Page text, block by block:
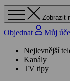
Zobrazit
Objednat Můj
Nejlevnější
Kanály
TV tipy